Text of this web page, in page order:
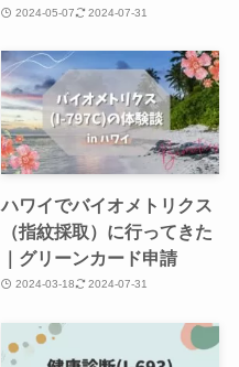
2024-05-07 2024-07-31
ハワイでバイオメトリクス
（指紋採取）に行ってきた
｜グリーンカード申請
2024-03-18 2024-07-31